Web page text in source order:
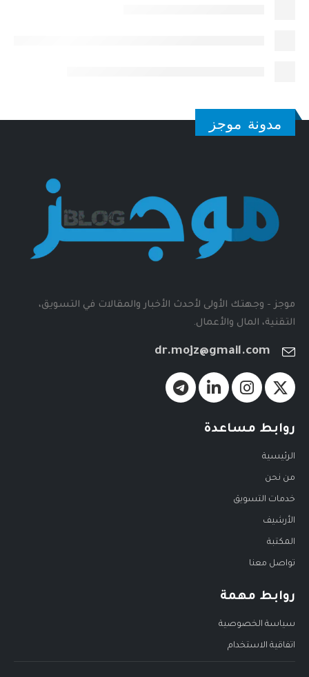
مدونة موجز
موجز - وجهتك الأولى لأحدث الأخبار والمقالات في التسويق،
التقنية، المال والأعمال.
dr.mojz@gmail.com
روابط مساعدة
الرئيسية
من نحن
خدمات التسويق
الأرشيف
المكتبة
تواصل معنا
روابط مهمة
سياسة الخصوصية
اتفاقية الاستخدام